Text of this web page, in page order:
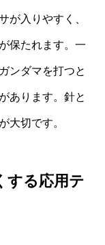
が入りやすく、
保たれます。一
ンダマを打つと
あります。針と
大切です。
する応用テ